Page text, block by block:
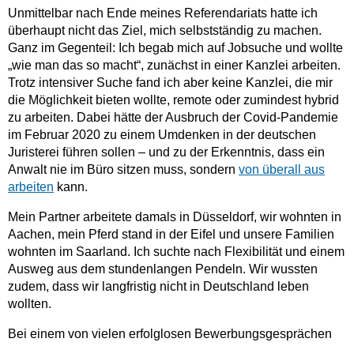
Unmittelbar nach Ende meines Referendariats hatte ich
überhaupt nicht das Ziel, mich selbstständig zu machen.
Ganz im Gegenteil: Ich begab mich auf Jobsuche und wollte
„wie man das so macht“, zunächst in einer Kanzlei arbeiten.
Trotz intensiver Suche fand ich aber keine Kanzlei, die mir
die Möglichkeit bieten wollte, remote oder zumindest hybrid
zu arbeiten. Dabei hätte der Ausbruch der Covid-Pandemie
im Februar 2020 zu einem Umdenken in der deutschen
Juristerei führen sollen – und zu der Erkenntnis, dass ein
Anwalt nie im Büro sitzen muss, sondern von überall aus
arbeiten kann.
Mein Partner arbeitete damals in Düsseldorf, wir wohnten in
Aachen, mein Pferd stand in der Eifel und unsere Familien
wohnten im Saarland. Ich suchte nach Flexibilität und einem
Ausweg aus dem stundenlangen Pendeln. Wir wussten
zudem, dass wir langfristig nicht in Deutschland leben
wollten.
Bei einem von vielen erfolglosen Bewerbungsgesprächen